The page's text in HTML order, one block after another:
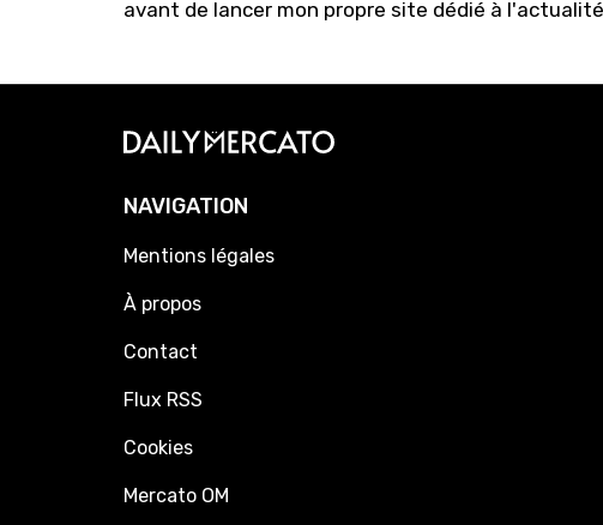
avant de lancer mon propre site dédié à
NAVIGATION
Mentions légales
À propos
Contact
Flux RSS
Cookies
Mercato OM